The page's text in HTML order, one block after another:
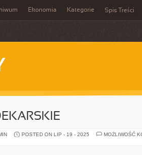
Ekonomia Kategorie Spis Treści
POSTED ON LIP - 19 - 2025
MOŻLIWOŚĆ